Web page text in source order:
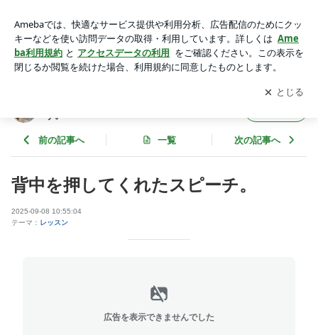
見える結果を出す。
アプリをダウンロードして ブログの更新通知
を受け取りまし
ょう。
開く
す。
前の記事へ 一覧 次の記事へ
背中を押してくれたスピーチ。
2025-09-08 10:55:04
テーマ： レッスン
広告を表示できませんでした